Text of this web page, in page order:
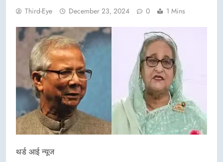
Third-Eye December 23, 2024 0 1 Mins
थर्ड आई न्यूज